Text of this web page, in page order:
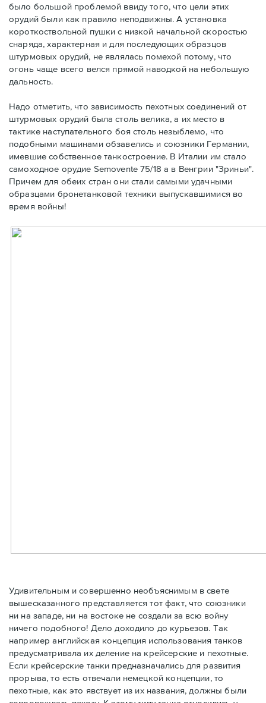
было большой проблемой ввиду того, что цели этих
орудий были как правило неподвижны. А установка
короткоствольной пушки с низкой начальной скоростью
снаряда, характерная и для последующих образцов
штурмовых орудий, не являлась помехой потому, что
огонь чаще всего велся прямой наводкой на небольшую
дальность.
Надо отметить, что зависимость пехотных соединений от
штурмовых орудий была столь велика, а их место в
тактике наступательного боя столь незыблемо, что
подобными машинами обзавелись и союзники Германии,
имевшие собственное танкостроение. В Италии им стало
самоходное орудие Semovente 75/18 а в Венгрии "Зриньи".
Причем для обеих стран они стали самыми удачными
образцами бронетанковой техники выпускавшимися во
время войны!
Удивительным и совершенно необъяснимым в свете
вышесказанного представляется тот факт, что союзники
ни на западе, ни на востоке не создали за всю войну
ничего подобного! Дело доходило до курьезов. Так
например английская концепция использования танков
предусматривала их деление на крейсерские и пехотные.
Если крейсерские танки предназначались для развития
прорыва, то есть отвечали немецкой концепции, то
пехотные, как это явствует из их названия, должны были